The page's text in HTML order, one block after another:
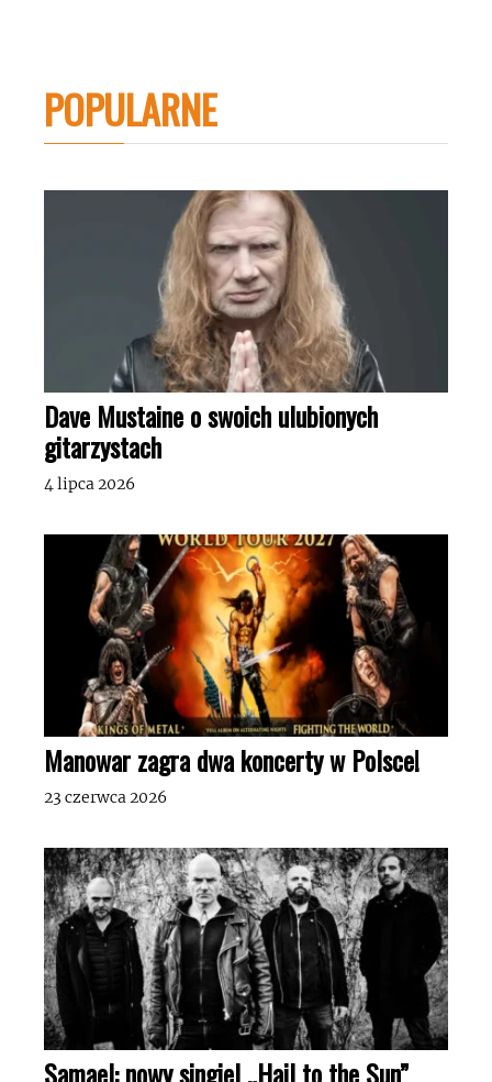
POPULARNE
Dave Mustaine o swoich ulubionych
gitarzystach
4 lipca 2026
Manowar zagra dwa koncerty w Polsce!
23 czerwca 2026
Samael: nowy singiel „Hail to the Sun”